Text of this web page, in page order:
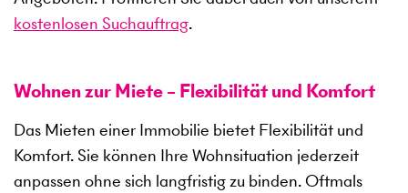
kostenlosen Suchauftrag.
Wohnen zur Miete – Flexibilität und Komfort
Das Mieten einer Immobilie bietet Flexibilität und
Komfort. Sie können Ihre Wohnsituation jederzeit
anpassen ohne sich langfristig zu binden. Oftmals